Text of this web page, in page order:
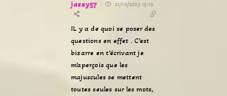
jazzy57 21/10/2023 15:19
IL y a de quoi se poser des
questions en effet . C’est
bizarre en t’écrivant je
m’aperçois que les
majuscules se mettent
toutes seules sur les mots,